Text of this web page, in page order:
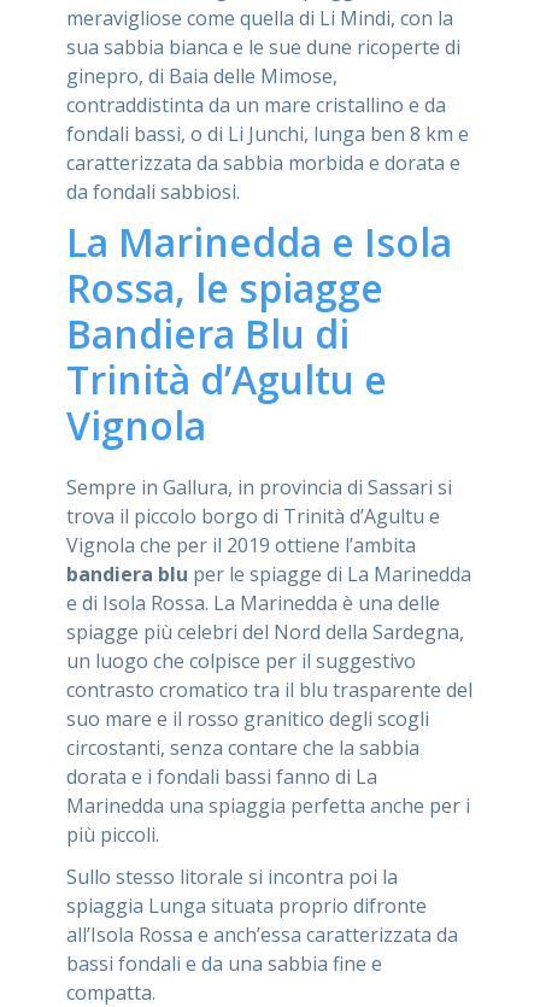
meravigliose come quella di Li Mindi, con la
sua sabbia bianca e le sue dune ricoperte di
ginepro, di Baia delle Mimose,
contraddistinta da un mare cristallino e da
fondali bassi, o di Li Junchi, lunga ben 8 km e
caratterizzata da sabbia morbida e dorata e
da fondali sabbiosi.
La Marinedda e Isola
Rossa, le spiagge
Bandiera Blu di
Trinità d’Agultu e
Vignola
Sempre in Gallura, in provincia di Sassari si
trova il piccolo borgo di Trinità d’Agultu e
Vignola che per il 2019 ottiene l’ambita
bandiera blu per le spiagge di La Marinedda
e di Isola Rossa. La Marinedda è una delle
spiagge più celebri del Nord della Sardegna,
un luogo che colpisce per il suggestivo
contrasto cromatico tra il blu trasparente del
suo mare e il rosso granitico degli scogli
circostanti, senza contare che la sabbia
dorata e i fondali bassi fanno di La
Marinedda una spiaggia perfetta anche per i
più piccoli.
Sullo stesso litorale si incontra poi la
spiaggia Lunga situata proprio difronte
all’Isola Rossa e anch’essa caratterizzata da
bassi fondali e da una sabbia fine e
compatta.